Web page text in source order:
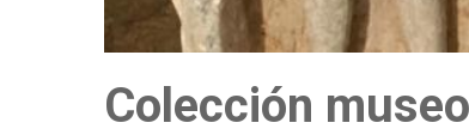
Colección